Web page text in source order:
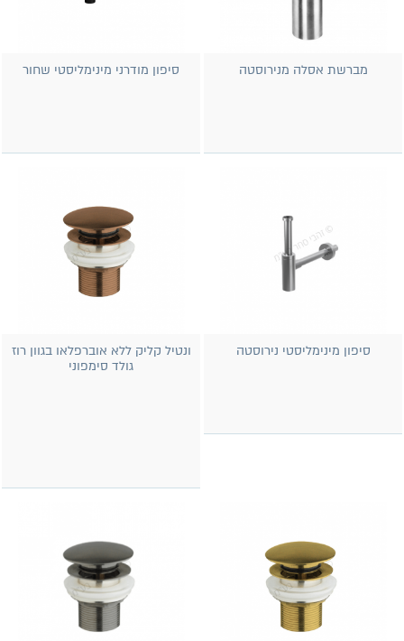
מברשת אסלה מנירוסטה סיפון מודרני מינימליסטי שחור
סיפון מינימליסטי נירוסטה
ונטיל קליק ללא אוברפלאו בגוון רוז
גולד סימפוני